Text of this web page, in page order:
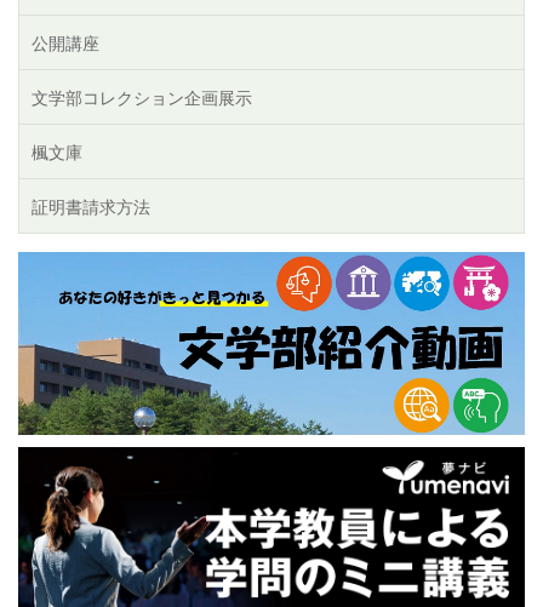
公開講座
文学部コレクション企画展示
楓文庫
証明書請求方法